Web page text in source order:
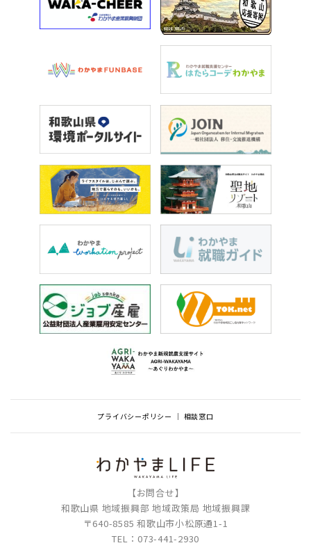
プライバシーポリシー 相談窓口
【お問合せ】
和歌山県 地域振興部 地域政策局 地域振興課
〒640-8585 和歌山市小松原通1-1
TEL：073-441-2930